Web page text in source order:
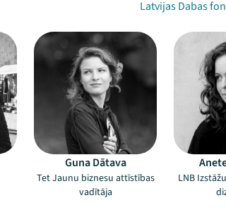
Latvijas Dabas
Guna Dātava
Tet Jaunu biznesu attīstības
vadītāja
LNB